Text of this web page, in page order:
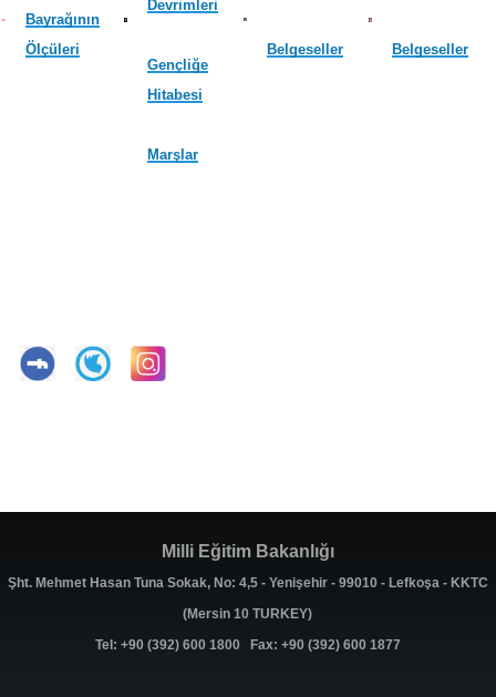
Bayrağının
Ölçüleri
Devrimleri
Gençliğe
Hitabesi
Marşlar
Belgeseller Belgeseller
Milli Eğitim Bakanlığı
Şht. Mehmet Hasan Tuna Sokak, No: 4,5 - Yenişehir - 99010 - Lefkoşa - KKTC
(Mersin 10 TURKEY)
Tel: +90 (392) 600 1800 Fax: +90 (392) 600 1877